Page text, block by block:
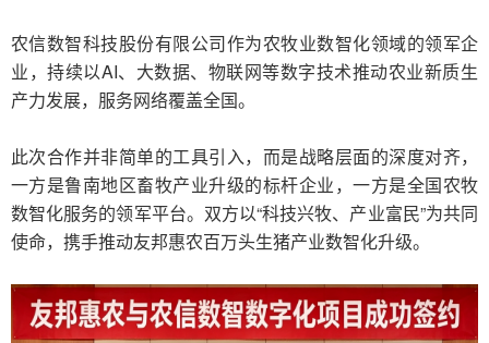
农信数智科技股份有限公司作为农牧业数智化领域的领军企
业，持续以AI、大数据、物联网等数字技术推动农业新质生
产力发展，服务网络覆盖全国。
此次合作并非简单的工具引入，而是战略层面的深度对齐，
一方是鲁南地区畜牧产业升级的标杆企业，一方是全国农牧
数智化服务的领军平台。双方以“科技兴牧、产业富民”为共同
使命，携手推动友邦惠农百万头生猪产业数智化升级。